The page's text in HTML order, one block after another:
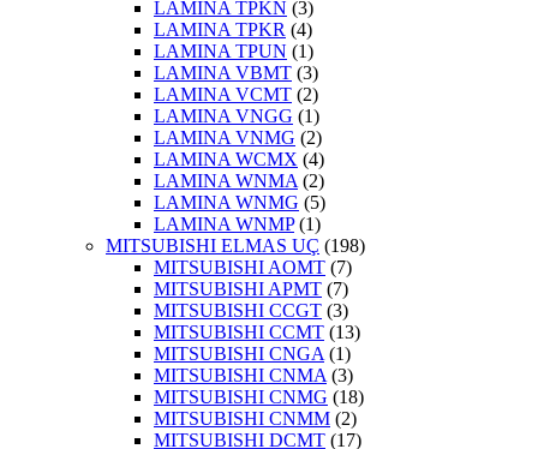
LAMINA TPKN (3)
LAMINA TPKR (4)
LAMINA TPUN (1)
LAMINA VBMT (3)
LAMINA VCMT (2)
LAMINA VNGG (1)
LAMINA VNMG (2)
LAMINA WCMX (4)
LAMINA WNMA (2)
LAMINA WNMG (5)
LAMINA WNMP(1)
MITSUBISHI ELMAS UÇ (198)
MITSUBISHI AOMT (7)
MITSUBISHI APMT (7)
MITSUBISHI CCGT (3)
MITSUBISHI CCMT (13)
MITSUBISHI CNGA (1)
MITSUBISHI CNMA (3)
MITSUBISHI CNMG (18)
MITSUBISHI CNMM (2)
MITSUBISHI DCMT (17)